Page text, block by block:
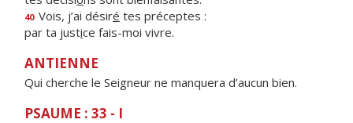
40 Vois, j’ai désiré tes préceptes :
par ta justice fais-moi vivre.
ANTIENNE
Qui cherche le Seigneur ne manquera d’aucun bien.
PSAUME : 33 - I